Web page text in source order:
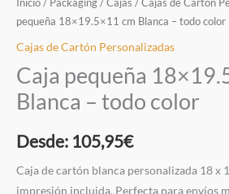
Inicio / Packaging / Cajas / Cajas de Cartón
pequeña 18×19.5×11 cm Blanca – todo color
Cajas de Cartón Personalizadas
Caja pequeña
Blanca – todo color
Desde: 105,95€
Caja de cartón blanca personalizada 18 x
impresión incluida. Perfecta para envíos